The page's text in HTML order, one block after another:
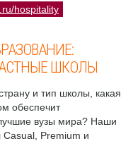
hospitality
ШКОЛЫ
и тип школы, какая
обеспечит
вузы мира? Наши
Casual, Premium и